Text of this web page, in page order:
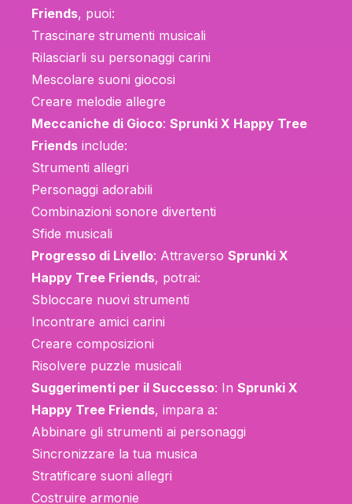
Friends, puoi:
Trascinare strumenti musicali
Rilasciarli su personaggi carini
Mescolare suoni giocosi
Creare melodie allegre
Meccaniche di Gioco: Sprunki X Happy Tree
Friends include:
Strumenti allegri
Personaggi adorabili
Combinazioni sonore divertenti
Sfide musicali
Progresso di Livello: Attraverso Sprunki X
Happy Tree Friends, potrai:
Sbloccare nuovi strumenti
Incontrare amici carini
Creare composizioni
Risolvere puzzle musicali
Suggerimenti per il Successo: In Sprunki X
Happy Tree Friends, impara a:
Abbinare gli strumenti ai personaggi
Sincronizzare la tua musica
Stratificare suoni allegri
Costruire armonie